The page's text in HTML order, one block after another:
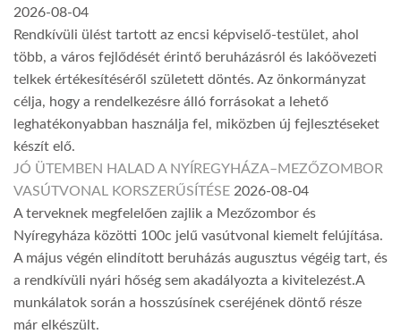
2026-08-04
Rendkívüli ülést tartott az encsi képviselő-testület, ahol
több, a város fejlődését érintő beruházásról és lakóövezeti
telkek értékesítéséről született döntés. Az önkormányzat
célja, hogy a rendelkezésre álló forrásokat a lehető
leghatékonyabban használja fel, miközben új fejlesztéseket
készít elő.
JÓ ÜTEMBEN HALAD A NYÍREGYHÁZA–MEZŐZOMBOR
VASÚTVONAL KORSZERŰSÍTÉSE 2026-08-04
A terveknek megfelelően zajlik a Mezőzombor és
Nyíregyháza közötti 100c jelű vasútvonal kiemelt felújítása.
A május végén elindított beruházás augusztus végéig tart, és
a rendkívüli nyári hőség sem akadályozta a kivitelezést.A
munkálatok során a hosszúsínek cseréjének döntő része
már elkészült.